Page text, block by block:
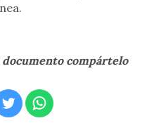
compártelo